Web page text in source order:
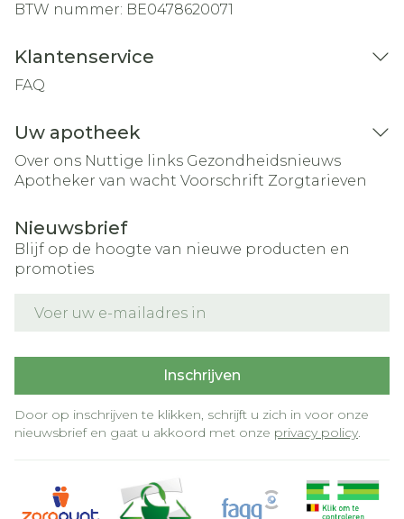
BTW nummer: BE0478620071
Klantenservice
FAQ
Uw apotheek
Over ons Nuttige links Gezondheidsnieuws
Apotheker van wacht Voorschrift Zorgtarieven
Nieuwsbrief
Blijf op de hoogte van nieuwe producten en
promoties
Inschrijven
Door op inschrijven te klikken, schrijft u zich in voor onze
nieuwsbrief en gaat u akkoord met onze privacy policy.